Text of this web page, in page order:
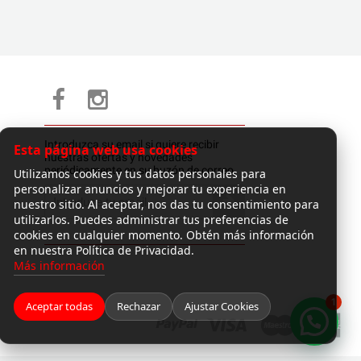
Introduzca su email si quiere recibir
nuestras ofertas y novedades
periódicamente en su buzón de correo.
1
Esta página web usa cookies
Utilizamos cookies y tus datos personales para
personalizar anuncios y mejorar tu experiencia en
nuestro sitio. Al aceptar, nos das tu consentimiento para
utilizarlos. Puedes administrar tus preferencias de
cookies en cualquier momento. Obtén más información
en nuestra Política de Privacidad.
Más información
Aceptar todas Rechazar Ajustar Cookies